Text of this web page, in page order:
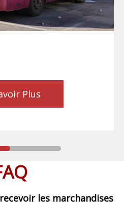
Plus
les marchandises